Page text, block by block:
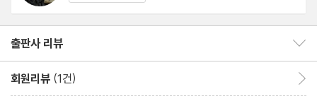
‘홍대 마녀’ 오지은
‘고발 전문 기자’ 이상호
출판사 리뷰
회원리뷰 (1건)